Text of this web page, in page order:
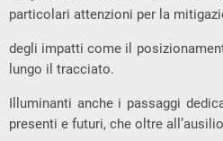
particolari attenzioni per la
degli impatti come il
lungo il tracciato.
Illuminanti anche i passaggi
presenti e futuri, che oltre all’ausilio